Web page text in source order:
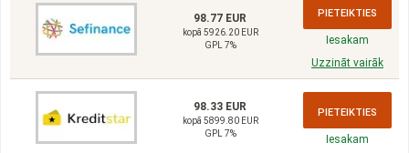
98.77 EUR
kopā 5926.20 EUR
GPL 7%
PIETEIKTIES
Iesakam
Uzzināt vairāk
98.33 EUR
kopā 5899.80 EUR
GPL 7%
PIETEIKTIES
Iesakam